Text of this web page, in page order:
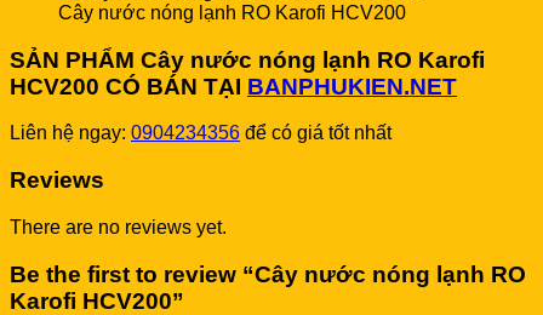
Cây nước nóng lạnh RO Karofi HCV200
SẢN PHẨM Cây nước nóng lạnh RO Karofi
HCV200 CÓ BÁN TẠI BANPHUKIEN.NET
Liên hệ ngay: 0904234356 để có giá tốt nhất
Reviews
There are no reviews yet.
Be the first to review “Cây nước nóng lạnh RO
Karofi HCV200”